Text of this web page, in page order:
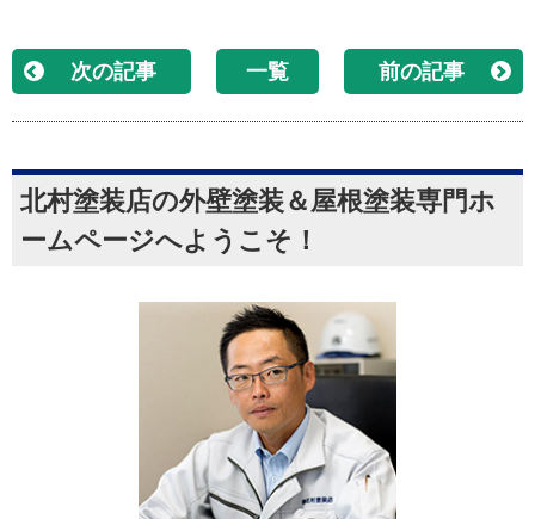
次の記事 一覧 前の記事
北村塗装店の外壁塗装＆屋根塗装専門ホ
ームページへようこそ！